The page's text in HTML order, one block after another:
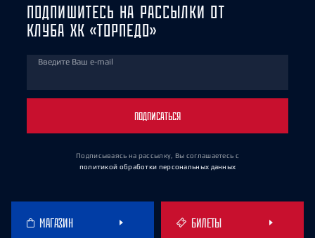
ПОДПИШИТЕСЬ НА РАССЫЛКИ ОТ
КЛУБА ХК «ТОРПЕДО»
Введите Ваш e-mail
ПОДПИСАТЬСЯ
Подписываясь на рассылку, Вы соглашаетесь с
политикой обработки персональных данных
МАГАЗИН БИЛЕТЫ